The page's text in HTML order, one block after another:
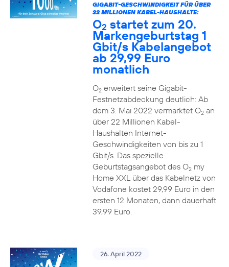
GIGABIT-GESCHWINDIGKEIT FÜR ÜBER
22 MILLIONEN KABEL-HAUSHALTE:
O2 startet zum 20.
Markengeburtstag 1
Gbit/s Kabelangebot
ab 29,99 Euro
monatlich
O2erweitert seine Gigabit-
Festnetzabdeckung deutlich: Ab
dem 3. Mai 2022 vermarktet O2an
über 22 Millionen Kabel-
Haushalten Internet-
Geschwindigkeiten von bis zu 1
Gbit/s. Das spezielle
Geburtstagsangebot des O2my
Home XXL über das Kabelnetz von
Vodafone kostet 29,99 Euro in den
ersten 12 Monaten, dann dauerhaft
39,99 Euro.
26. April 2022